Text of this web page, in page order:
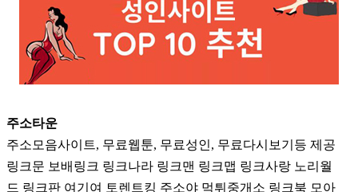
주소타운
주소모음사이트, 무료웹툰, 무료성인, 무료다시보기등 제공
링크문 보배링크 링크나라 링크맨 링크맵 링크사랑 노리월
드 링크판 여기여 토렌트킹 주소야 먹튀중개소 링크북 모아